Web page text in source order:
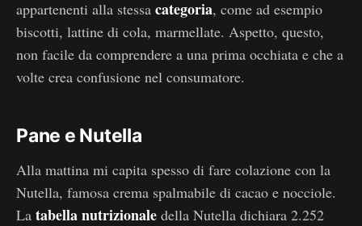
appartenenti alla stessa categoria, come ad esempio
biscotti, lattine di cola, marmellate. Aspetto, questo,
non facile da comprendere a una prima occhiata e che a
volte crea confusione nel consumatore.
Pane e Nutella
Alla mattina mi capita spesso di fare colazione con la
Nutella, famosa crema spalmabile di cacao e nocciole.
La tabella nutrizionale della Nutella dichiara 2.252